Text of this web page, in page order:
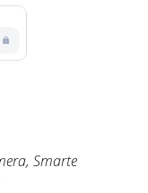
Smarte